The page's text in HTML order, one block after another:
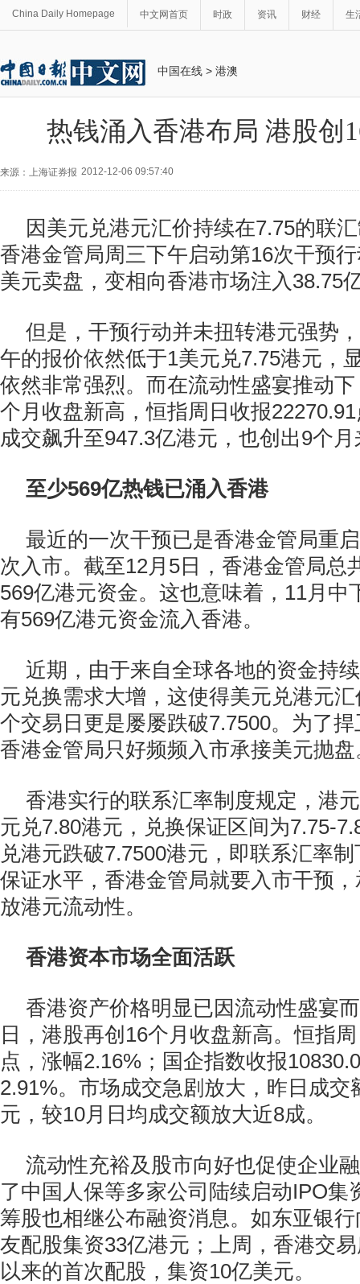
China Daily Homepage 中文网首页 时政 资讯 财经 生
中国在线 > 港澳
热钱涌入香港布局 港股创
来源：上海证券报 2012-12-06 09:57:40
因美元兑港元汇价持续在7.75的联
香港金管局周三下午启动第16次干预
美元卖盘，变相向香港市场注入38.75
但是，干预行动并未扭转港元强势
午的报价依然低于1美元兑7.75港元，
依然非常强烈。而在流动性盛宴推动
个月收盘新高，恒指周日收报
成交飙升至947.3亿港元，也创出9个
至少569亿热钱已涌入香港
最近的一次干预已是香港金管局重
次入市。截至12月5日，香港金管局总
569亿港元资金。这也意味着，11月中
有569亿港元资金流入香港。
近期，由于来自全球各地的资金持
元兑换需求大增，这使得美元兑港元
个交易日更是屡屡跌破7.7500。为了
香港金管局只好频频入市承接美元抛盘
香港实行的联系汇率制度规定，港
元兑7.80港元，兑换保证区间为7.75-
兑港元跌破7.7500港元，即联系汇率
保证水平，香港金管局就要入市干预
放港元流动性。
香港资本市场全面活跃
香港资产价格明显已因流动性盛宴
日，港股再创16个月收盘新高。恒指
点，涨幅2.16%；国企指数收报
2.91%。市场成交急剧放大，昨日成交
元，较10月日均成交额放大近8成。
流动性充裕及股市向好也促使企业
了中国人保等多家公司陆续启动IPO集
筹股也相继公布融资消息。如东亚银
友配股集资33亿港元；上周，香港交
以来的首次配股，集资10亿美元。